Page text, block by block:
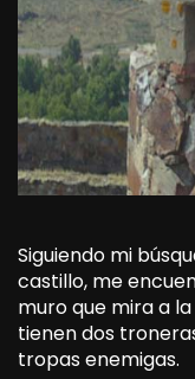
Siguiendo mi
castillo, me
muro que mira a
tienen dos
tropas enemigas.